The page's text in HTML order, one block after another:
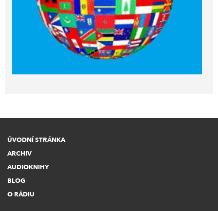
ÚVODNÍ STRÁNKA
ARCHIV
AUDIOKNIHY
BLOG
O RÁDIU